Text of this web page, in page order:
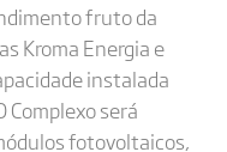
fruto da
Kroma Energia e
instalada
Complexo será
fotovoltaicos,